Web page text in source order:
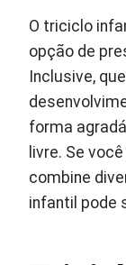
O triciclo
opção de
Inclusive,
forma
livre. Se
combine
infantil pode